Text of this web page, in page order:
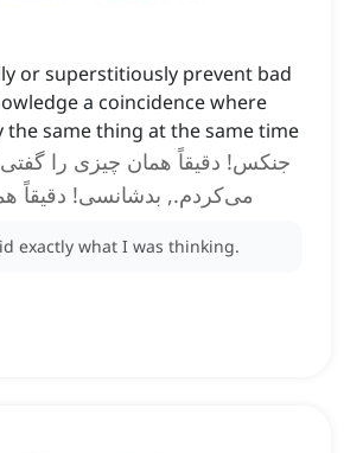
or superstitiously prevent bad
a coincidence where
the same thing at the same time
جنکس! دقیقاً همان چیزی را
می‌کردم., بدشانسی! دقیقاً
exactly what I was thinking.